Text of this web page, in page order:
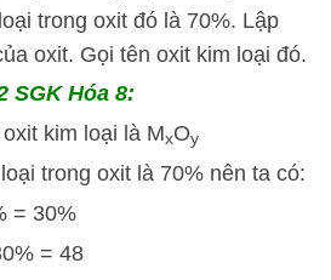
trong oxit đó là 70%. Lập
oxit. Gọi tên oxit kim loại đó.
SGK Hóa 8:
kim loại là MxOy
trong oxit là 70% nên ta có:
= 30%
= 48